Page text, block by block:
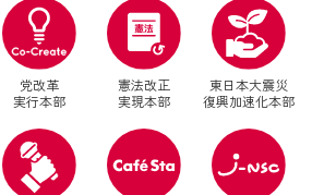
党改革
実行本部
憲法改正
実現本部
東日本大震災
復興加速化本部
別ウィンドウリンク